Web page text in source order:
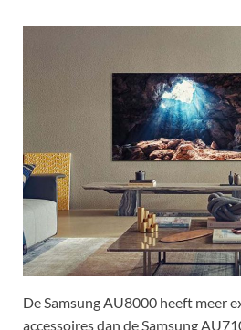
De Samsung AU8000 heeft meer
accessoires dan de Samsung